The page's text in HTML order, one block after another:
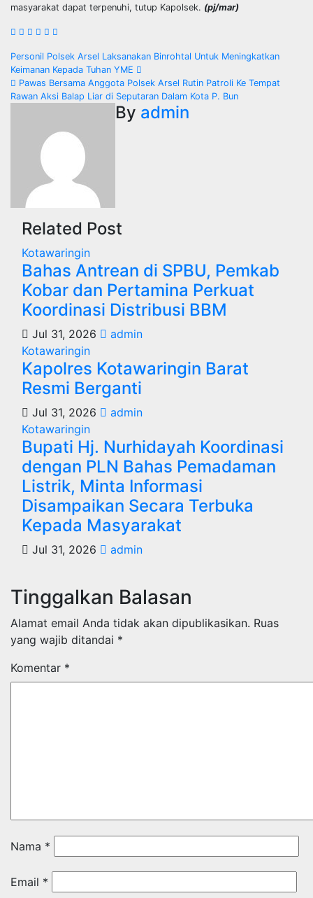
masyarakat dapat terpenuhi, tutup Kapolsek. (pj/mar)
Navigasi
pos
Personil Polsek Arsel Laksanakan Binrohtal Untuk Meningkatkan
Keimanan Kepada Tuhan YME
Pawas Bersama Anggota Polsek Arsel Rutin Patroli Ke Tempat
Rawan Aksi Balap Liar di Seputaran Dalam Kota P. Bun
By admin
Related Post
Kotawaringin
Bahas Antrean di SPBU, Pemkab
Kobar dan Pertamina Perkuat
Koordinasi Distribusi BBM
Jul 31, 2026
admin
Kotawaringin
Kapolres Kotawaringin Barat
Resmi Berganti
Jul 31, 2026
admin
Kotawaringin
Bupati Hj. Nurhidayah Koordinasi
dengan PLN Bahas Pemadaman
Listrik, Minta Informasi
Disampaikan Secara Terbuka
Kepada Masyarakat
Jul 31, 2026 admin
Tinggalkan Balasan
Alamat email Anda tidak akan dipublikasikan. Ruas
yang wajib ditandai *
Komentar *
Nama *
Email *